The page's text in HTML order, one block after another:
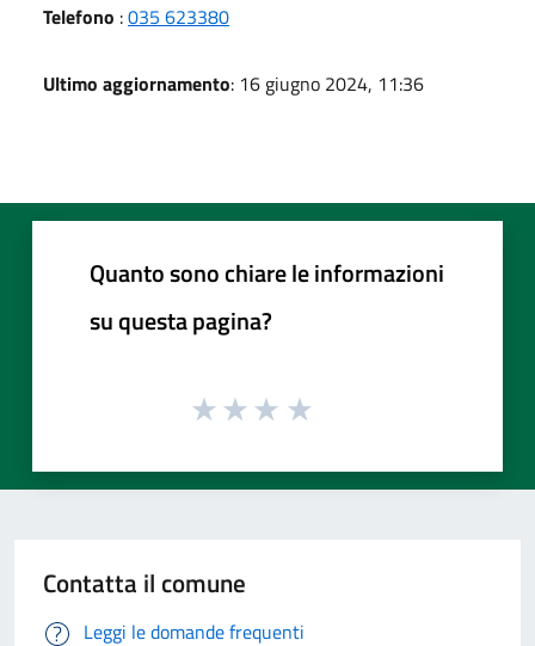
Telefono :035 623380
Ultimo aggiornamento: 16 giugno 2024, 11:36
Quanto sono chiare le informazioni
su questa pagina?
Contatta il comune
Leggi le domande frequenti